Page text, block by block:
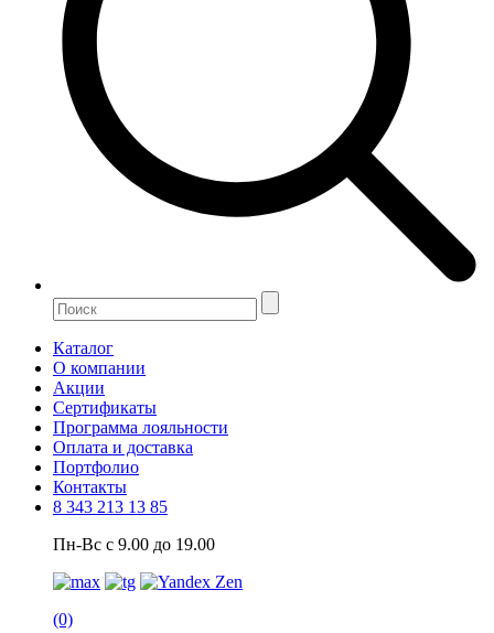
Каталог
О компании
Акции
Сертификаты
Программа лояльности
Оплата и доставка
Портфолио
Контакты
8 343 213 13 85
Пн-Вс с 9.00 до 19.00
(0)